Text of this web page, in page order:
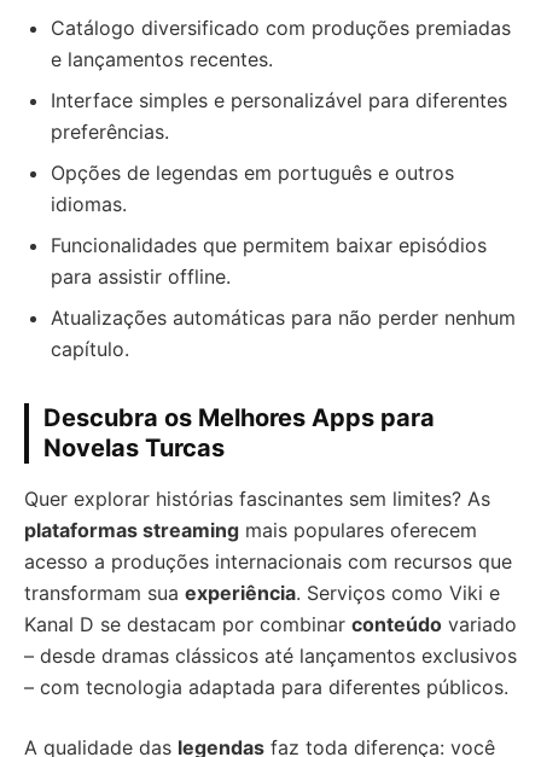
Catálogo diversificado com produções premiadas
e lançamentos recentes.
Interface simples e personalizável para diferentes
preferências.
Opções de legendas em português e outros
idiomas.
Funcionalidades que permitem baixar episódios
para assistir offline.
Atualizações automáticas para não perder nenhum
capítulo.
Descubra os Melhores Apps para
Novelas Turcas
Quer explorar histórias fascinantes sem limites? As
plataformas streaming mais populares oferecem
acesso a produções internacionais com recursos que
transformam sua experiência. Serviços como Viki e
Kanal D se destacam por combinar conteúdo variado
– desde dramas clássicos até lançamentos exclusivos
– com tecnologia adaptada para diferentes públicos.
A qualidade das legendas faz toda diferença: você